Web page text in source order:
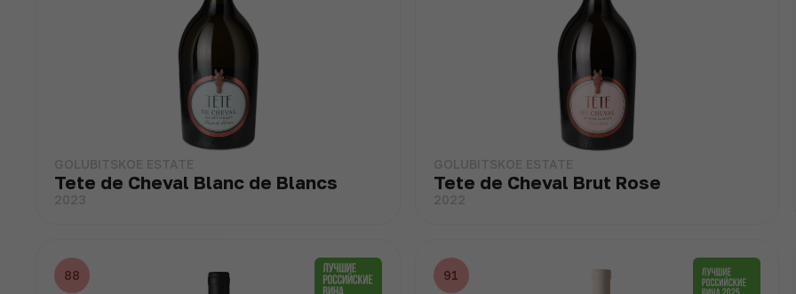
GOLUBITSKOE ESTATE
Tete de Cheval Blanc de Blancs
2023
GOLUBITSKOE ESTATE
Tete de Cheval Brut Rose
2022
88 91